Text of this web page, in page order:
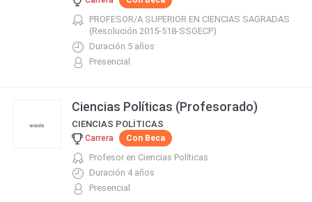
PROFESOR/A SUPERIOR EN CIENCIAS SAGRADAS
(Resolución 2015-518-SSGECP)
Duración 5 años
Presencial
Ciencias Políticas (Profesorado)
CIENCIAS POLÍTICAS
Carrera Con Beca
Profesor en Ciencias Políticas
Duración 4 años
Presencial